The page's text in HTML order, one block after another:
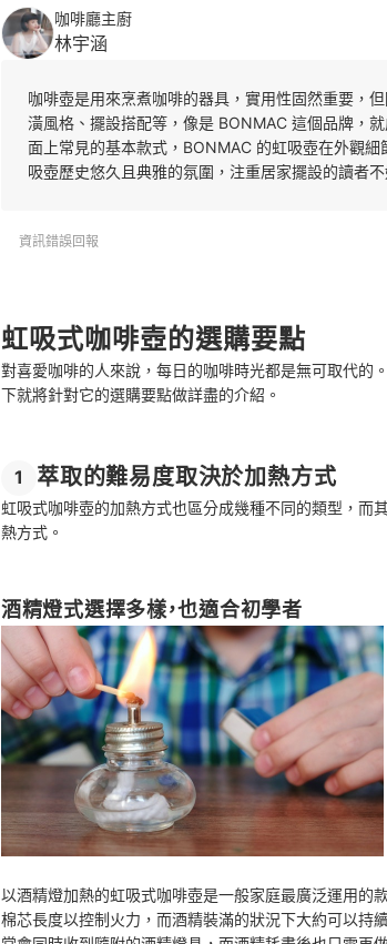
咖啡廳主廚
林宇涵
咖啡壺是用來烹煮咖啡的器具，實用性固然重要，
潢風格、擺設搭配等，像是 BONMAC 這個品牌，
面上常見的基本款式，BONMAC 的虹吸壺在外觀
吸壺歷史悠久且典雅的氛圍，注重居家擺設的讀者不
資訊錯誤回報
虹吸式咖啡壺的選購要點
對喜愛咖啡的人來說，每日的咖啡時光都是無可取代的
下就將針對它的選購要點做詳盡的介紹。
1 萃取的難易度取決於加熱方式
虹吸式咖啡壺的加熱方式也區分成幾種不同的類型，而
熱方式。
酒精燈式選擇多樣，也適合初學者
以酒精燈加熱的虹吸式咖啡壺是一般家庭最廣泛運用的
棉芯長度以控制火力，而酒精裝滿的狀況下大約可以持